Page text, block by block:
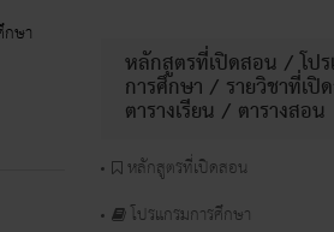
ษา
หลักสูตรที่เปิดสอน / โป
การศึกษา / รายวิชาที่เ
ตารางเรียน / ตารางสอน
หลักสูตรที่เปิดสอน
โปรแกรมการศึกษา